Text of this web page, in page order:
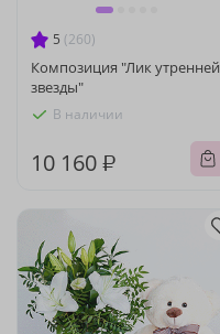
5 (260)
Композиция "Лик утренней
звезды"
В наличии
10 160 ₽